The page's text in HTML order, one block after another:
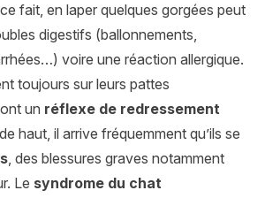
fait, en laper quelques gorgées peut
digestifs (ballonnements,
voire une réaction allergique.
toujours sur leurs pattes
un réflexe de redressement
haut, il arrive fréquemment qu’ils se
, des blessures graves notamment
Le syndrome du chat